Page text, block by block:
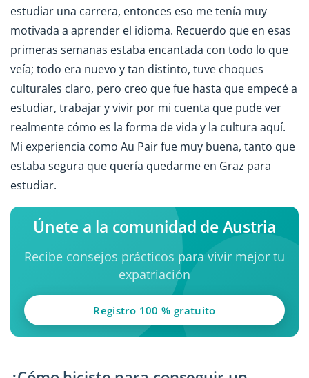
estudiar una carrera, entonces eso me tenía muy
motivada a aprender el idioma. Recuerdo que en esas
primeras semanas estaba encantada con todo lo que
veía; todo era nuevo y tan distinto, tuve choques
culturales claro, pero creo que fue hasta que empecé a
estudiar, trabajar y vivir por mi cuenta que pude ver
realmente cómo es la forma de vida y la cultura aquí.
Mi experiencia como Au Pair fue muy buena, tanto que
estaba segura que quería quedarme en Graz para
estudiar.
Únete a la comunidad de Austria
Recibe consejos prácticos para vivir mejor tu
expatriación
Registro 100 % gratuito